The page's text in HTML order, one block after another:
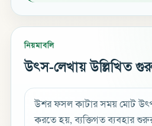
নিয়মাবলি
উৎস-লেখায় উল্লিখিত
উশর ফসল কাটার সময় মোট
করতে হয়, ব্যক্তিগত ব্যবহার